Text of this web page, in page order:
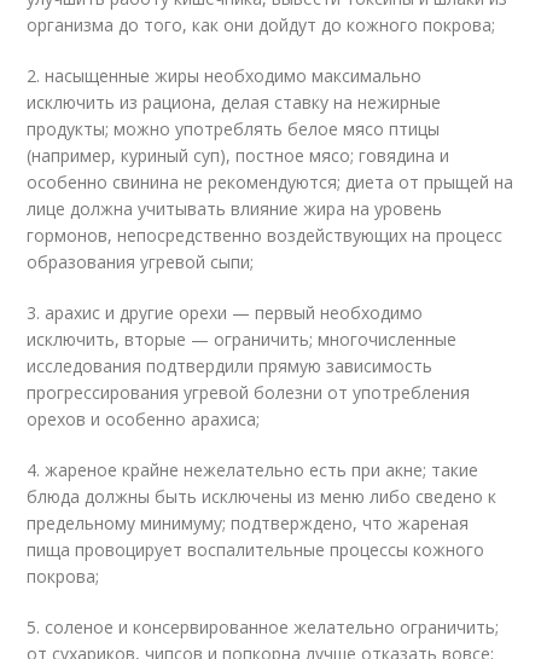
организма до того, как они дойдут до кожного покрова;
2. насыщенные жиры необходимо максимально
исключить из рациона, делая ставку на нежирные
продукты; можно употреблять белое мясо птицы
(например, куриный суп), постное мясо; говядина и
особенно свинина не рекомендуются; диета от прыщей на
лице должна учитывать влияние жира на уровень
гормонов, непосредственно воздействующих на процесс
образования угревой сыпи;
3. арахис и другие орехи — первый необходимо
исключить, вторые — ограничить; многочисленные
исследования подтвердили прямую зависимость
прогрессирования угревой болезни от употребления
орехов и особенно арахиса;
4. жареное крайне нежелательно есть при акне; такие
блюда должны быть исключены из меню либо сведено к
предельному минимуму; подтверждено, что жареная
пища провоцирует воспалительные процессы кожного
покрова;
5. соленое и консервированное желательно ограничить;
от сухариков, чипсов и попкорна лучше отказать вовсе;